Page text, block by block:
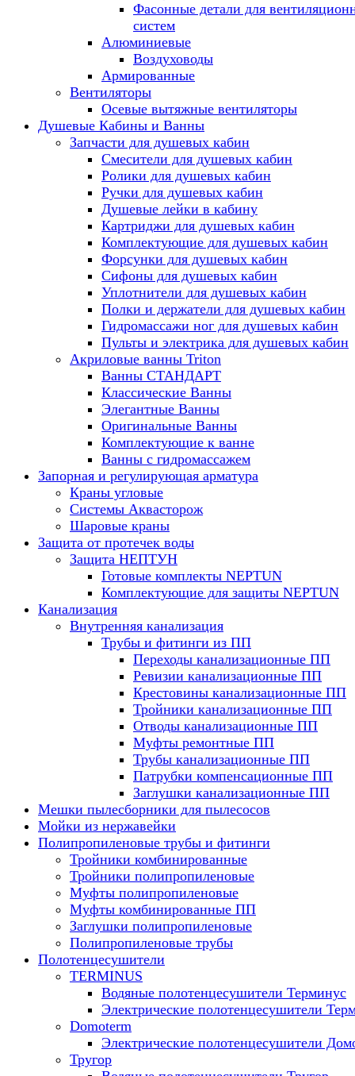
Фасонные детали для
систем
Алюминиевые
Воздуховоды
Армированные
Вентиляторы
Осевые вытяжные вентиляторы
Душевые Кабины и Ванны
Запчасти для душевых кабин
Смесители для душевых кабин
Ролики для душевых кабин
Ручки для душевых кабин
Душевые лейки в кабину
Картриджи для душевых кабин
Комплектующие для душевых кабин
Форсунки для душевых кабин
Сифоны для душевых кабин
Уплотнители для душевых кабин
Полки и держатели для душевых кабин
Гидромассажи ног для душевых кабин
Пульты и электрика для душевых кабин
Акриловые ванны Triton
Ванны СТАНДАРТ
Классические Ванны
Элегантные Ванны
Оригинальные Ванны
Комплектующие к ванне
Ванны с гидромассажем
Запорная и регулирующая арматура
Краны угловые
Системы Аквасторож
Шаровые краны
Защита от протечек воды
Защита НЕПТУН
Готовые комплекты NEPTUN
Комплектующие для защиты NEPTUN
Канализация
Внутренняя канализация
Трубы и фитинги из ПП
Переходы канализационные ПП
Ревизии канализационные ПП
Крестовины канализационные ПП
Тройники канализационные ПП
Отводы канализационные ПП
Муфты ремонтные ПП
Трубы канализационные ПП
Патрубки компенсационные ПП
Заглушки канализационные ПП
Мешки пылесборники для пылесосов
Мойки из нержавейки
Полипропиленовые трубы и фитинги
Тройники комбинированные
Тройники полипропиленовые
Муфты полипропиленовые
Муфты комбинированные ПП
Заглушки полипропиленовые
Полипропиленовые трубы
Полотенцесушители
TERMINUS
Водяные полотенцесушители Терминус
Электрические полотенцесушители
Domoterm
Электрические полотенцесушители
Тругор